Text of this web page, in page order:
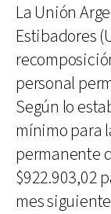
La Unión
Estibadores
personal
Según lo
mínimo para
permanente
$922.903,02
mes